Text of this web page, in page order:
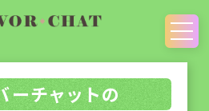
ーチャットの